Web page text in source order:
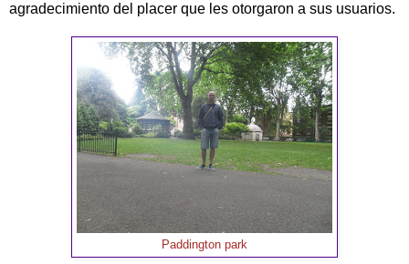
agradecimiento del placer que les otorgaron a sus usuarios.
Paddington park